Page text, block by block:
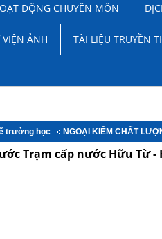
ĐỘNG CHUYÊN MÔN
ẢNH TÀI LIỆU TRUYỀN
trường học NGOẠI KIỂM CHẤT
Trạm cấp nước Hữu Từ -